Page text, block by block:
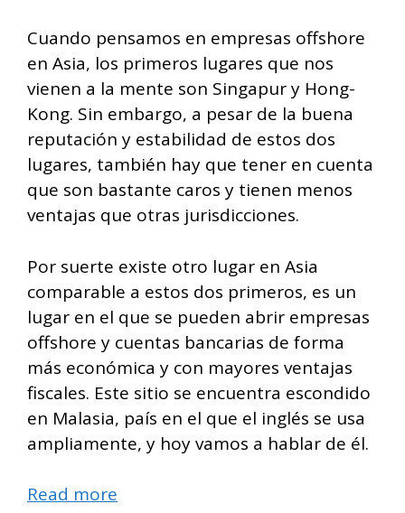
Cuando pensamos en empresas offshore
en Asia, los primeros lugares que nos
vienen a la mente son Singapur y Hong-
Kong. Sin embargo, a pesar de la buena
reputación y estabilidad de estos dos
lugares, también hay que tener en cuenta
que son bastante caros y tienen menos
ventajas que otras jurisdicciones.
Por suerte existe otro lugar en Asia
comparable a estos dos primeros, es un
lugar en el que se pueden abrir empresas
offshore y cuentas bancarias de forma
más económica y con mayores ventajas
fiscales. Este sitio se encuentra escondido
en Malasia, país en el que el inglés se usa
ampliamente, y hoy vamos a hablar de él.
Read more